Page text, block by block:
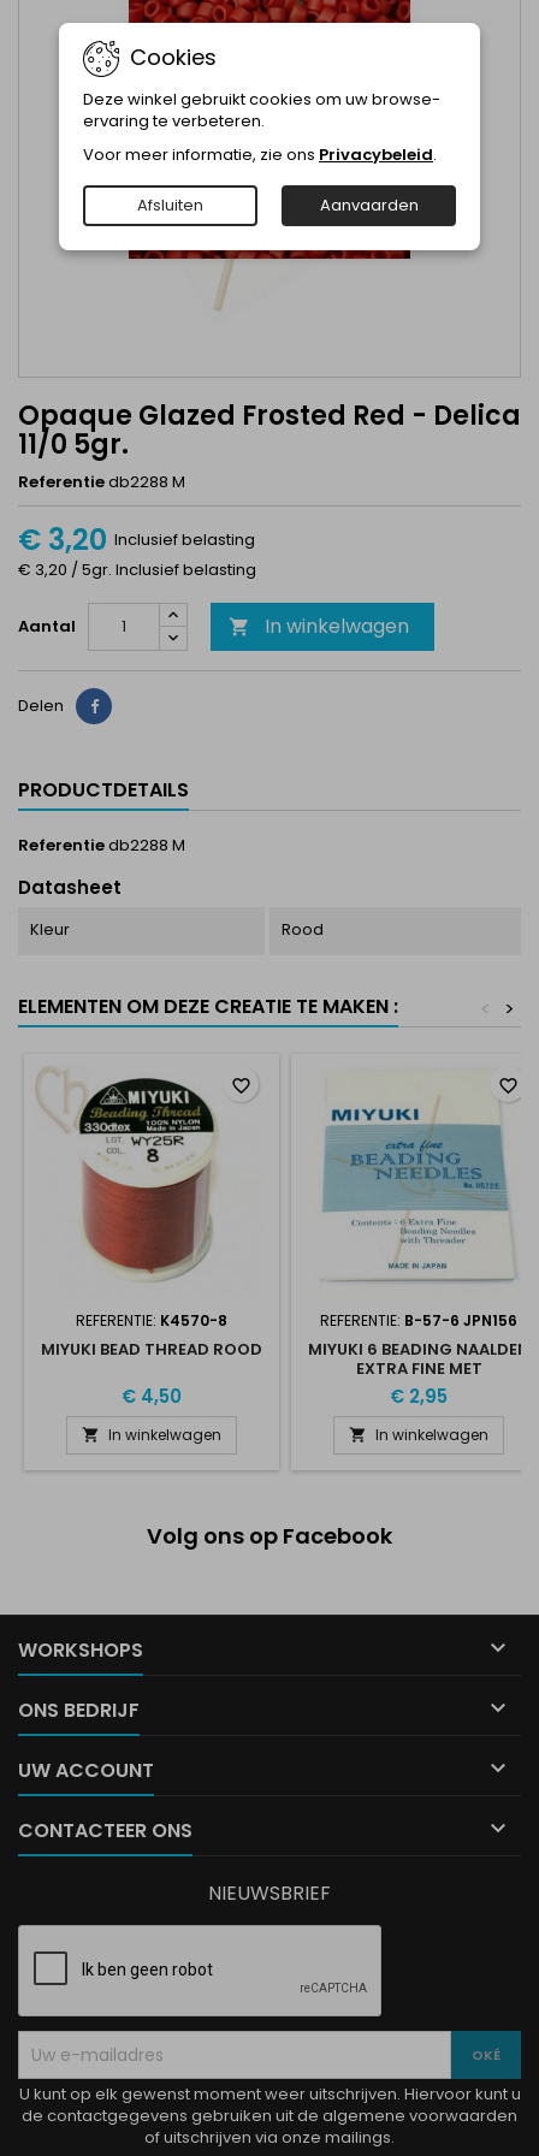
Opaque Glazed Frosted Red - Delica
11/0 5gr.
Referentiedb2288 M
€ 3,20 Inclusief belasting
€ 3,20 / 5gr. Inclusief belasting
Aantal  In winkelwagen
Delen Delen
PRODUCTDETAILS
Referentiedb2288 M
Datasheet
Kleur Rood
ELEMENTEN OM DEZE CREATIE TE MAKEN : >
<
REFERENTIE: K4570-8
MIYUKI BEAD THREAD ROOD
€ 4,50
 In winkelwagen
favorite_border
REFERENTIE: B-57-6 JPN156
MIYUKI 6 BEADING NAALDEN
EXTRA FINE MET
DRAADSTEKER
€ 2,95
 In winkelwagen
favorite_border
Volg ons op Facebook
WORKSHOPS 
ONS BEDRIJF 
UW ACCOUNT 
CONTACTEER ONS 
Cookies
Deze winkel gebruikt cookies om uw browse-
ervaring te verbeteren.
Voor meer informatie, zie ons Privacybeleid.
Afsluiten Aanvaarden
NIEUWSBRIEF
U kunt op elk gewenst moment weer uitschrijven. Hiervoor kunt u
de contactgegevens gebruiken uit de algemene voorwaarden
of uitschrijven via onze mailings.